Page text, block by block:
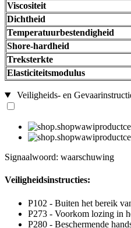
Viscositeit
Dichtheid
Temperatuurbestendigheid
Shore-hardheid
Treksterkte
Elasticiteitsmodulus
Veiligheids- en
Signaalwoord: waarschuwing
Veiligheidsinstructies:
P102 - Buiten het bereik
P273 - Voorkom lozing in
P280 - Beschermende